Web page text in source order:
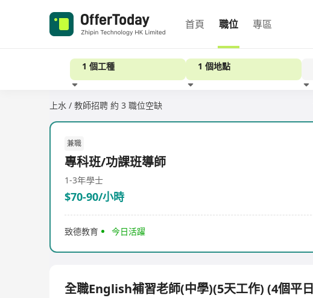
首頁 職位 專區
1 個工種 1 個地點
上水 / 教師招聘 約 3 職位空缺
兼職
專科班/功課班導師
1-3年學士
$70-90/小時
致德教育 今日活躍
全職English補習老師(中學)(5天工作) (4個平日